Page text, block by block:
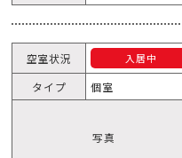
空室状況 入居中
タイプ
個室
写真